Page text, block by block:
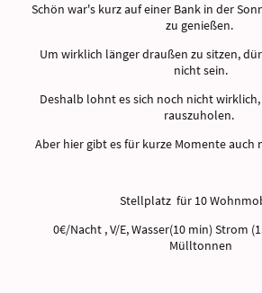
Schön war's kurz auf einer Bank in der
zu genießen.
Um wirklich länger draußen zu sitzen,
nicht sein.
Deshalb lohnt es sich noch nicht
rauszuholen.
Aber hier gibt es für kurze Momente auch
Stellplatz für 10
0€/Nacht , V/E, Wasser(10 min) Strom
Mülltonnen